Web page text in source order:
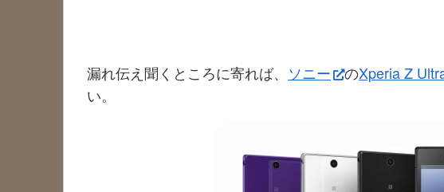
漏れ伝え聞くところに寄れば、 ソニー のXperia Z
い。